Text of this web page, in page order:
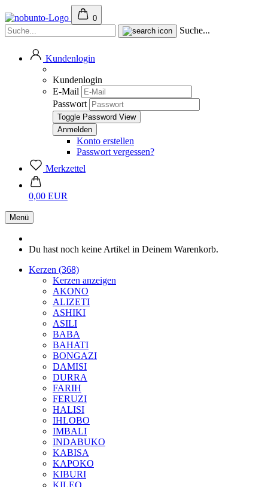
0
Suche...
Kundenlogin
Kundenlogin
E-Mail
Passwort
Toggle Password View
Konto erstellen
Passwort vergessen?
Merkzettel
0,00 EUR
Menü
Du hast noch keine Artikel in Deinem Warenkorb.
Kerzen (368)
Kerzen anzeigen
AKONO
ALIZETI
ASHIKI
ASILI
BABA
BAHATI
BONGAZI
DAMISI
DURRA
FARIH
FERUZI
HALISI
IHLOBO
IMBALI
INDABUKO
KABISA
KAPOKO
KIBURI
KILEO